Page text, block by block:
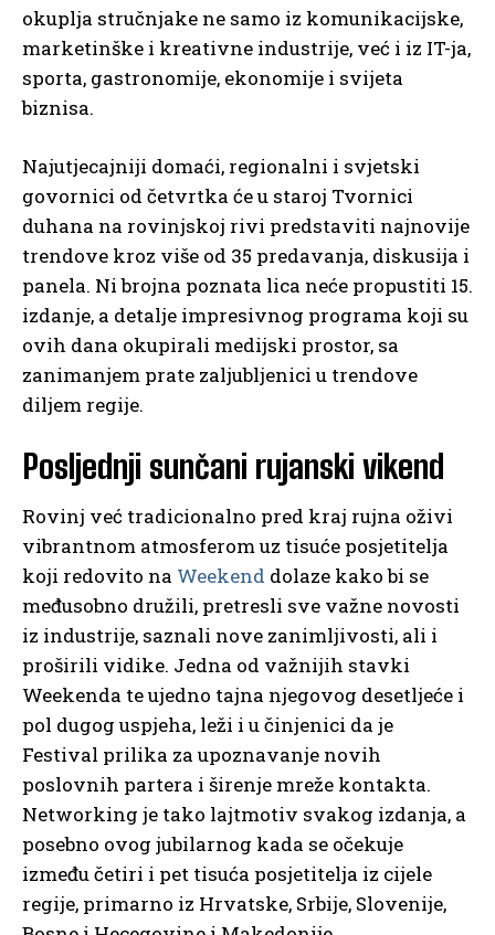
okuplja stručnjake ne samo iz komunikacijske,
marketinške i kreativne industrije, već i iz IT-ja,
sporta, gastronomije, ekonomije i svijeta
biznisa.
Najutjecajniji domaći, regionalni i svjetski
govornici od četvrtka će u staroj Tvornici
duhana na rovinjskoj rivi predstaviti najnovije
trendove kroz više od 35 predavanja, diskusija i
panela. Ni brojna poznata lica neće propustiti 15.
izdanje, a detalje impresivnog programa koji su
ovih dana okupirali medijski prostor, sa
zanimanjem prate zaljubljenici u trendove
diljem regije.
Posljednji sunčani rujanski vikend
Rovinj već tradicionalno pred kraj rujna oživi
vibrantnom atmosferom uz tisuće posjetitelja
koji redovito na Weekend dolaze kako bi se
međusobno družili, pretresli sve važne novosti
iz industrije, saznali nove zanimljivosti, ali i
proširili vidike. Jedna od važnijih stavki
Weekenda te ujedno tajna njegovog desetljeće i
pol dugog uspjeha, leži i u činjenici da je
Festival prilika za upoznavanje novih
poslovnih partera i širenje mreže kontakta.
Networking je tako lajtmotiv svakog izdanja, a
posebno ovog jubilarnog kada se očekuje
između četiri i pet tisuća posjetitelja iz cijele
regije, primarno iz Hrvatske, Srbije, Slovenije,